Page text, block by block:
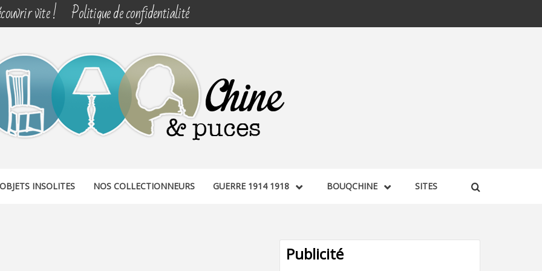
vite ! Politique de confidentialité
PUCES
OBJETS INSOLITES NOS COLLECTIONNEURS GUERRE 1914 1918 BOUQCHINE SITES
Publicité